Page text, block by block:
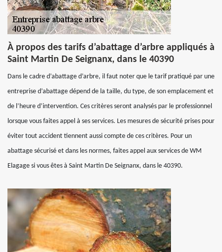
À propos des tarifs d’abattage d’arbre appliqués à
Saint Martin De Seignanx, dans le 40390
Dans le cadre d’abattage d’arbre, il faut noter que le tarif pratiqué par une
entreprise d’abattage dépend de la taille, du type, de son emplacement et
de l’heure d’intervention. Ces critères seront analysés par le professionnel
lorsque vous faites appel à ses services. Les mesures de sécurité prises pour
éviter tout accident tiennent aussi compte de ces critères. Pour un
abattage sécurisé et dans les normes, faites appel aux services de WM
Elagage si vous êtes à Saint Martin De Seignanx, dans le 40390.